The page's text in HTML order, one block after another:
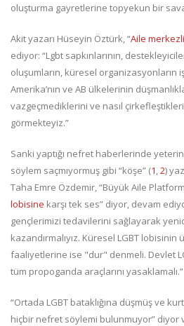
oluşturma gayretlerine topyekun bir
Akit yazarı Hüseyin Öztürk, “Aile merkezli
ediyor: “Lgbt sapkınlarının,
oluşumların, küresel organizasyonların
Amerika’nın ve AB ülkelerinin
vazgeçmediklerini ve nasıl
görmekteyiz.”
Sanki yaptığı nefret haberlerinde
söylem saçmıyormuş gibi “köşe” (1,2)
Taha Emre Özdemir, “Büyük Aile
lobisine karşı tek ses” diyor, devam
gençlerimizi tedavilerini sağlayarak
kazandırmalıyız. Küresel LGBT
faaliyetlerine ise "dur" denmeli. Devlet
tüm propoganda araçlarını yasaklamalı.”
“Ortada LGBT bataklığına düşmüş ve
hiçbir nefret söylemi bulunmuyor” diyor